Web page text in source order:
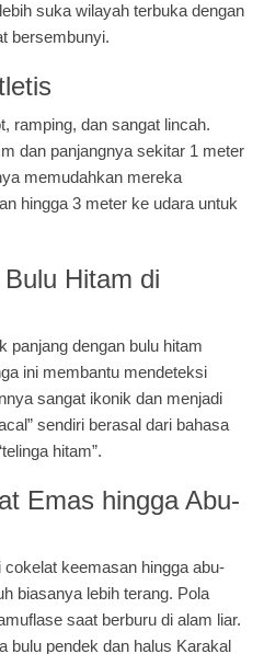
suka wilayah terbuka dengan
bersembunyi.
ramping, dan sangat lincah.
dan panjangnya sekitar 1 meter
memudahkan mereka
hingga 3 meter ke udara untuk
Hitam di
panjang dengan bulu hitam
ini membantu mendeteksi
sangat ikonik dan menjadi
sendiri berasal dari bahasa
hitam”.
Emas hingga Abu-
keemasan hingga abu-
biasanya lebih terang. Pola
saat berburu di alam liar.
bulu pendek dan halus Karakal